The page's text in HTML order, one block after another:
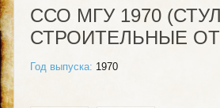
ССО МГУ 1970
СТРОИТЕЛЬНЫЕ
Год выпуска: 1970